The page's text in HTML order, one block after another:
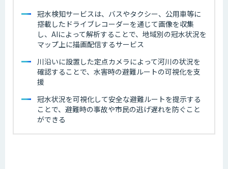
冠水検知サービスは、バスやタクシー、公用車等に
搭載したドライブレコーダーを通じて画像を収集
し、AIによって解析することで、地域別の冠水状況を
マップ上に描画配信するサービス
川沿いに設置した定点カメラによって河川の状況を
確認することで、水害時の避難ルートの可視化を支
援
冠水状況を可視化して安全な避難ルートを提示する
ことで、避難時の事故や市民の逃げ遅れを防ぐこと
ができる